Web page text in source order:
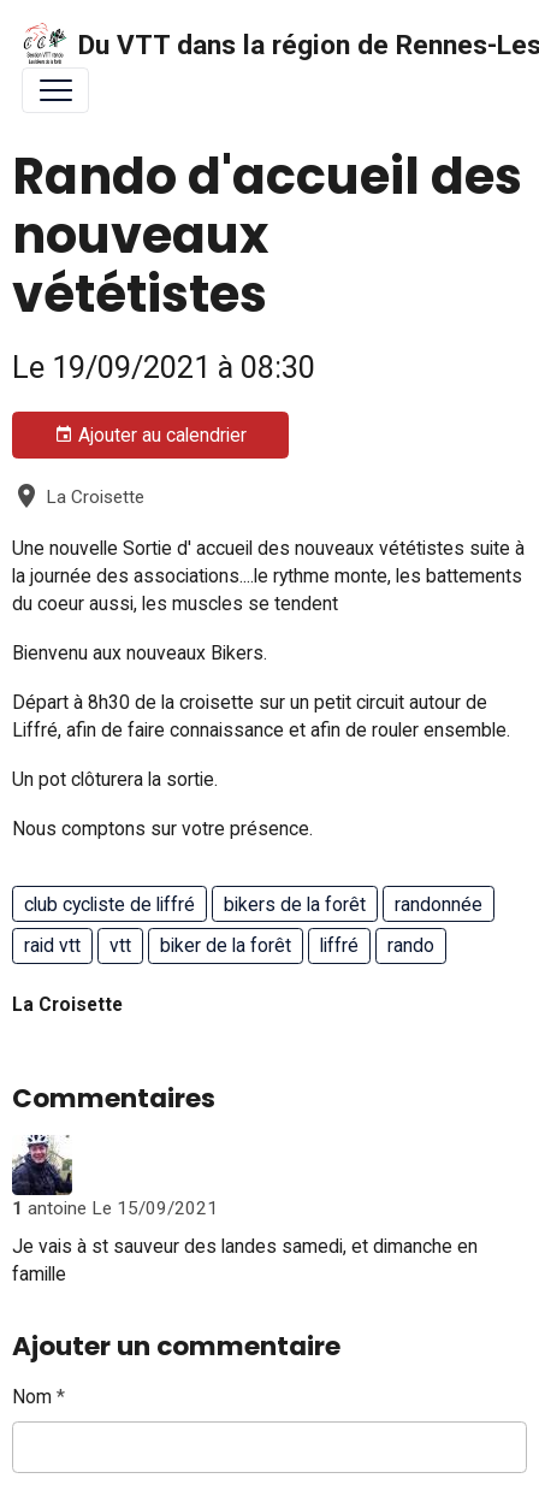
Du VTT dans la région de Rennes-
Rando d'accueil des
nouveaux
vététistes
Le 19/09/2021 à 08:30
Ajouter au calendrier
La Croisette
Une nouvelle Sortie d' accueil des nouveaux vététistes suite à
la journée des associations....le rythme monte, les battements
du coeur aussi, les muscles se tendent
Bienvenu aux nouveaux Bikers.
Départ à 8h30 de la croisette sur un petit circuit autour de
Liffré, afin de faire connaissance et afin de rouler ensemble.
Un pot clôturera la sortie.
Nous comptons sur votre présence.
club cycliste de liffré bikers de la forêt
randonnée
raid vtt
vtt biker de la forêt liffré rando
La Croisette
Commentaires
1 antoine Le 15/09/2021
Je vais à st sauveur des landes samedi, et dimanche en
famille
Ajouter un commentaire
Nom